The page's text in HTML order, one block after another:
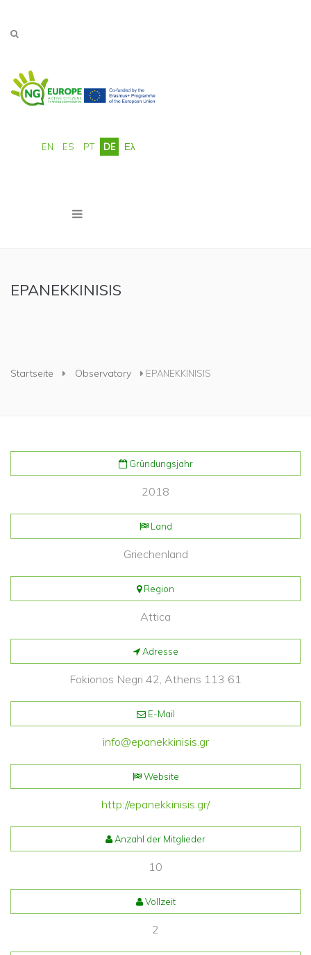
EN ES PT DE Ελ
EPANEKKINISIS
Startseite Observatory EPANEKKINISIS
Gründungsjahr
2018
Land
Griechenland
Region
Attica
Adresse
Fokionos Negri 42, Athens 113 61
E-Mail
info@epanekkinisis.gr
Website
http://epanekkinisis.gr/
Anzahl der Mitglieder
10
Vollzeit
2